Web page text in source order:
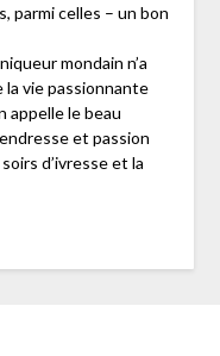
parmi celles – un bon
mondain n’a
la vie passionnante
appelle le beau
et passion
d’ivresse et la